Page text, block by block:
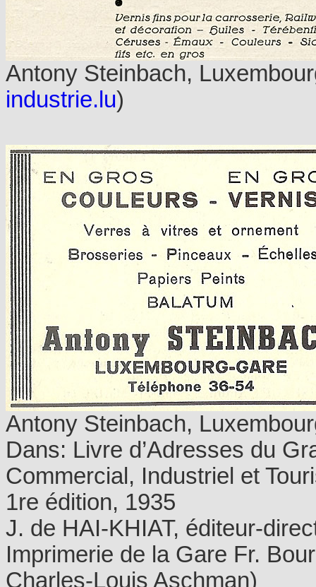
Antony Steinbach,
industrie.lu)
Antony Steinbach,
Dans: Livre d’Adresses du
Commercial, Industriel et
1re édition, 1935
J. de HAI-KHIAT, éditeur-
Imprimerie de la Gare Fr.
Charles-Louis Aschman)